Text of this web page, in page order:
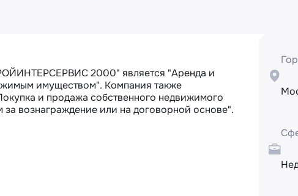
2000" является "Аренда и
имуществом". Компания также
и продажа собственного недвижимого
вознаграждение или на договорной основе".